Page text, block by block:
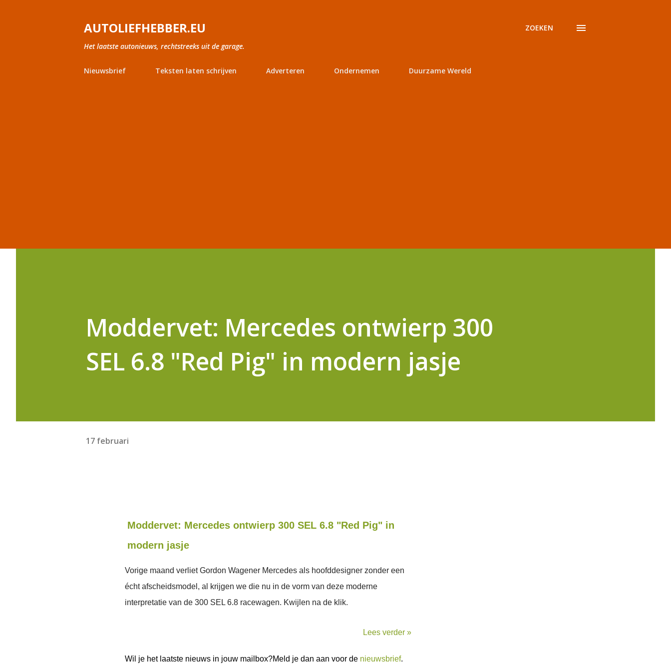
AUTOLIEFHEBBER.EU
Het laatste autonieuws, rechtstreeks uit de garage.
ZOEKEN
Nieuwsbrief Teksten laten schrijven Adverteren Ondernemen Duurzame Wereld
Moddervet: Mercedes ontwierp 300
SEL 6.8 "Red Pig" in modern jasje
17 februari
Moddervet: Mercedes ontwierp 300 SEL 6.8 "Red Pig" in
modern jasje
Vorige maand verliet Gordon Wagener Mercedes als hoofddesigner zonder een
écht afscheidsmodel, al krijgen we die nu in de vorm van deze moderne
interpretatie van de 300 SEL 6.8 racewagen. Kwijlen na de klik.
Lees verder »
Wil je het laatste nieuws in jouw mailbox?Meld je dan aan voor de nieuwsbrief.